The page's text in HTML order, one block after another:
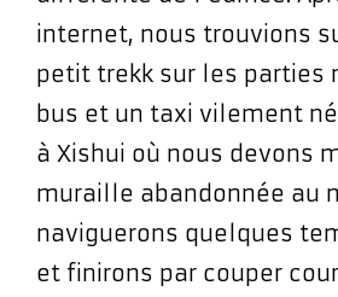
internet, nous trouvions
petit trekk sur les parties
bus et un taxi vilement
à Xishui où nous devons
muraille abandonnée au
naviguerons quelques
et finirons par couper